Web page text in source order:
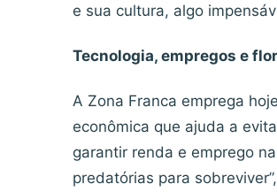
e sua cultura, algo
Tecnologia, empregos e
A Zona Franca emprega
econômica que ajuda a
garantir renda e emprego
predatórias para